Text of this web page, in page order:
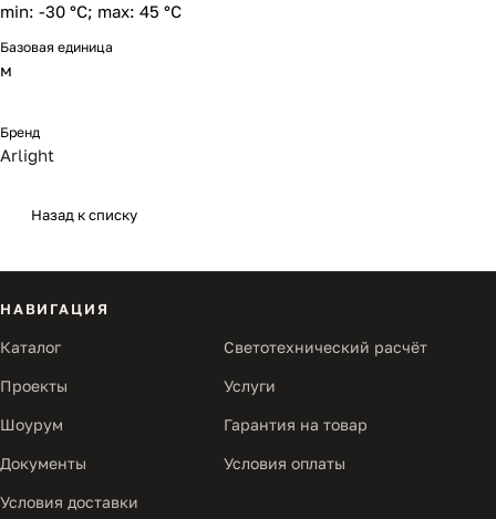
min: -30 °C; max: 45 °C
Базовая единица
м
Бренд
Arlight
Назад к списку
НАВИГАЦИЯ
Каталог Светотехнический расчёт
Проекты Услуги
Шоурум Гарантия на товар
Документы Условия оплаты
Условия доставки